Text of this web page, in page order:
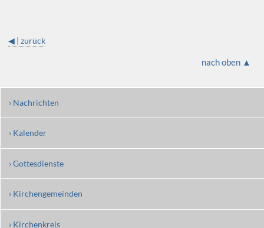
◀ | zurück
nach oben ▲
› Nachrichten
› Kalender
› Gottesdienste
› Kirchengemeinden
› Kirchenkreis